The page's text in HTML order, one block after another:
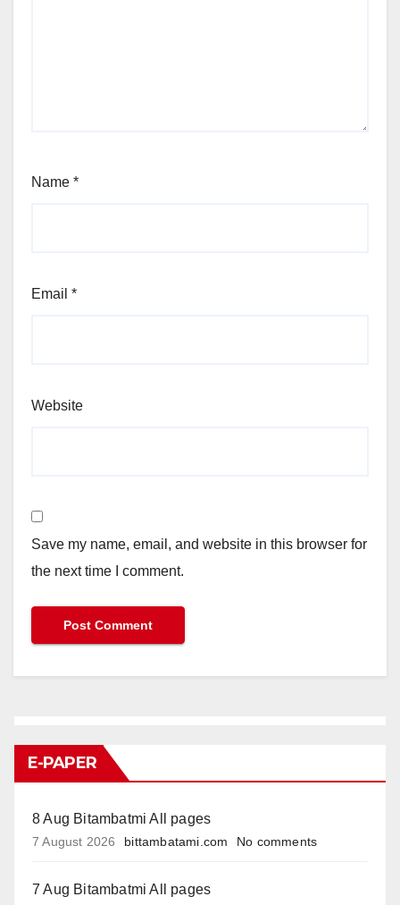
Name *
Email *
Website
Save my name, email, and website in this browser for
the next time I comment.
E-PAPER
8 Aug Bitambatmi All pages
7 August 2026 bittambatami.com No comments
7 Aug Bitambatmi All pages